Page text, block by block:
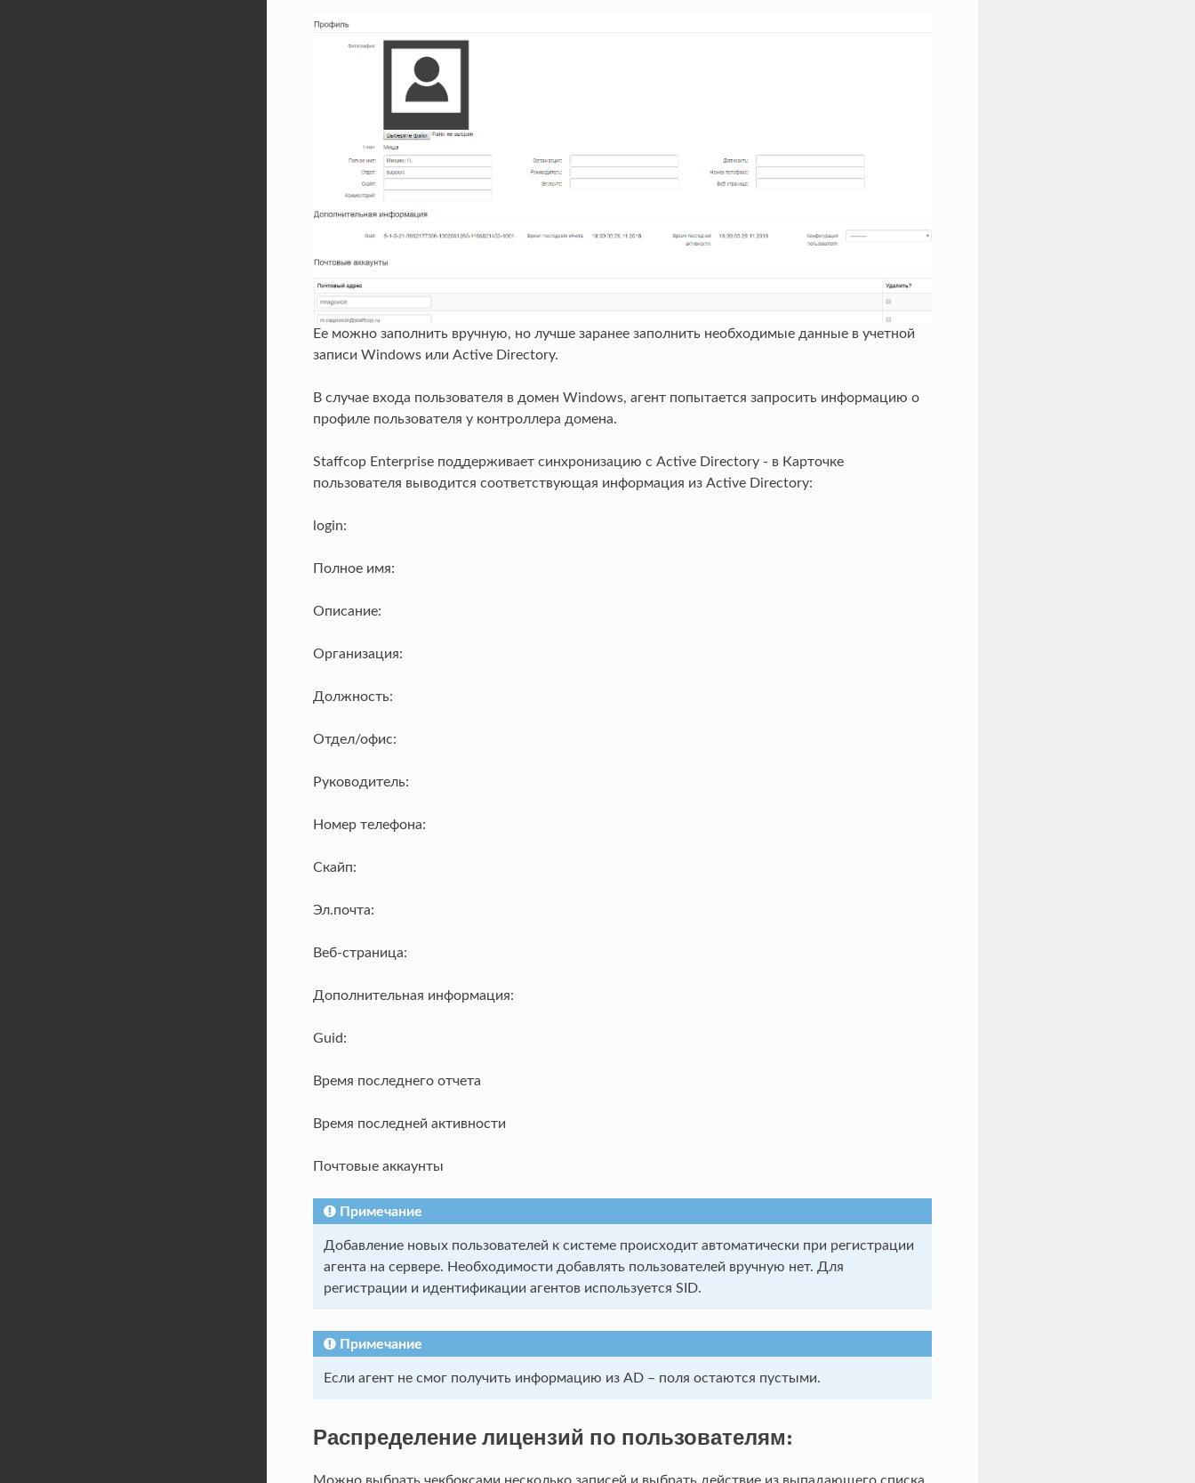
Ее можно заполнить вручную, но лучше заранее заполнить необходимые данные в учетной
записи Windows или Active Directory.
В случае входа пользователя в домен Windows, агент попытается запросить информацию о
профиле пользователя у контроллера домена.
Staffcop Enterprise поддерживает синхронизацию с Active Directory - в Карточке
пользователя выводится соответствующая информация из Active Directory:
login:
Полное имя:
Описание:
Организация:
Должность:
Отдел/офис:
Руководитель:
Номер телефона:
Скайп:
Эл.почта:
Веб-страница:
Дополнительная информация:
Guid:
Время последнего отчета
Время последней активности
Почтовые аккаунты
Примечание
Добавление новых пользователей к системе происходит автоматически при регистрации
агента на сервере. Необходимости добавлять пользователей вручную нет. Для
регистрации и идентификации агентов используется SID.
Примечание
Если агент не смог получить информацию из AD – поля остаются пустыми.
Распределение лицензий по пользователям: